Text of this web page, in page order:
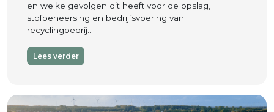
en welke gevolgen dit heeft voor de opslag,
stofbeheersing en bedrijfsvoering van
recyclingbedrij…
Lees verder